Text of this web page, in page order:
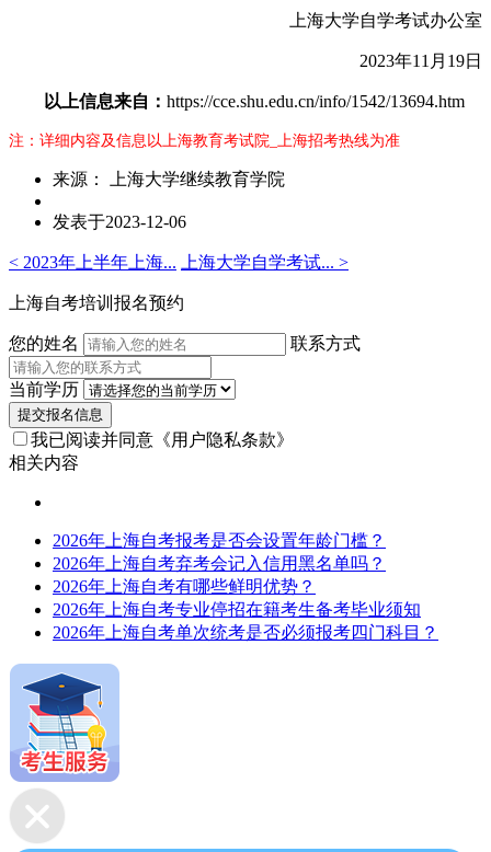
上海大学自学考试办公室
2023年11月19日
以上信息来自： https://cce.shu.edu.cn/info/1542/13694.htm
注：详细内容及信息以上海教育考试院_上海招考热线为准
来源： 上海大学继续教育学院
发表于2023-12-06
< 2023年上半年上海... 上海大学自学考试... >
上海自考培训报名预约
您的姓名 联系方式
当前学历
提交报名信息
我已阅读并同意 《用户隐私条款》
相关内容
2026年上海自考报考是否会设置年龄门槛？
2026年上海自考弃考会记入信用黑名单吗？
2026年上海自考有哪些鲜明优势？
2026年上海自考专业停招在籍考生备考毕业须知
2026年上海自考单次统考是否必须报考四门科目？